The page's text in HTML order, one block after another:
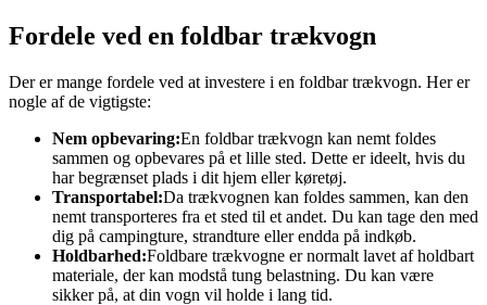
Fordele ved en foldbar trækvogn
Der er mange fordele ved at investere i en foldbar trækvogn. Her er
nogle af de vigtigste:
Nem opbevaring:En foldbar trækvogn kan nemt foldes
sammen og opbevares på et lille sted. Dette er ideelt, hvis du
har begrænset plads i dit hjem eller køretøj.
Transportabel:Da trækvognen kan foldes sammen, kan den
nemt transporteres fra et sted til et andet. Du kan tage den med
dig på campingture, strandture eller endda på indkøb.
Holdbarhed:Foldbare trækvogne er normalt lavet af holdbart
materiale, der kan modstå tung belastning. Du kan være
sikker på, at din vogn vil holde i lang tid.